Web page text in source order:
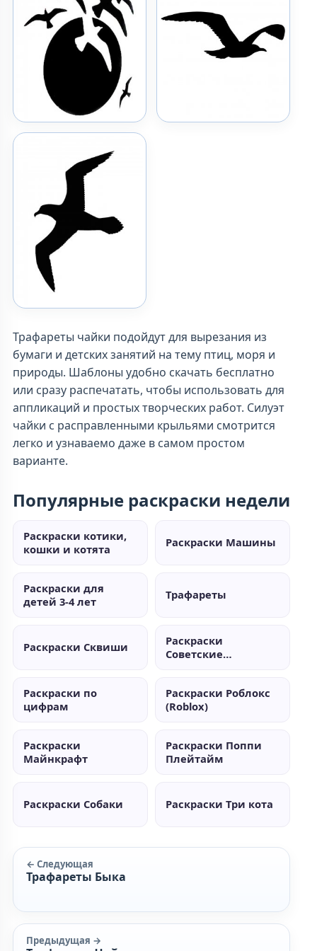
Трафареты чайки подойдут для вырезания из
бумаги и детских занятий на тему птиц, моря и
природы. Шаблоны удобно скачать бесплатно
или сразу распечатать, чтобы использовать для
аппликаций и простых творческих работ. Силуэт
чайки с расправленными крыльями смотрится
легко и узнаваемо даже в самом простом
варианте.
Популярные раскраски недели
Раскраски котики,
кошки и котята
Раскраски Машины
Раскраски для
детей 3-4 лет
Трафареты
Раскраски Сквиши
Раскраски
Советские
Раскраски по
цифрам
Раскраски Роблокс
(Roblox)
Раскраски
Майнкрафт
Раскраски Поппи
Плейтайм
Раскраски Собаки Раскраски Три кота
← Следующая
Трафареты Быка
Предыдущая →